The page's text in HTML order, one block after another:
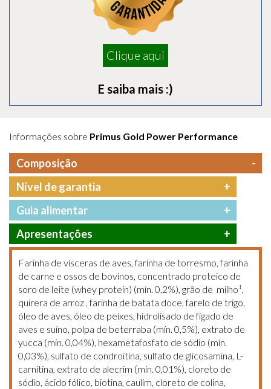
Clique aqui
E saiba mais :)
Informações sobre Primus Gold Power Performance
Composição
Nível de garantia
Guia alimentar
Apresentações
Farinha de vísceras de aves, farinha de torresmo, farinha
de carne e ossos de bovinos, concentrado proteico de
soro de leite (whey protein) (mín. 0,2%), grão de milho¹,
quirera de arroz , farinha de batata doce, farelo de trigo,
óleo de aves, óleo de peixes, hidrolisado de fígado de
aves e suíno, polpa de beterraba (mín. 0,5%), extrato de
yucca (mín. 0,04%), hexametafosfato de sódio (mín.
0,03%), sulfato de condroitina, sulfato de glicosamina, L-
carnitina, extrato de alecrim (mín. 0,01%), cloreto de
sódio, ácido fólico, biotina, caulim, cloreto de colina,